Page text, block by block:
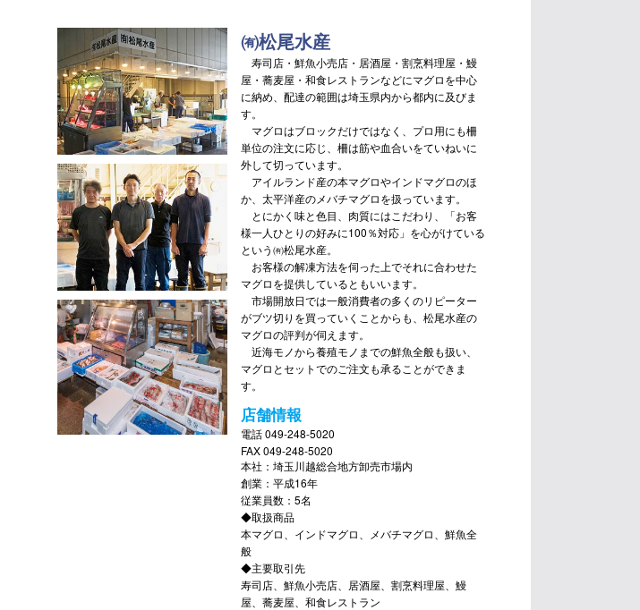
㈲松尾水産
寿司店・鮮魚小売店・居酒屋・割烹料理屋・鰻
屋・蕎麦屋・和食レストランなどにマグロを中心
に納め、配達の範囲は埼玉県内から都内に及びま
す。
マグロはブロックだけではなく、プロ用にも柵
単位の注文に応じ、柵は筋や血合いをていねいに
外して切っています。
アイルランド産の本マグロやインドマグロのほ
か、太平洋産のメバチマグロを扱っています。
とにかく味と色目、肉質にはこだわり、「お客
様一人ひとりの好みに100％対応」を心がけている
という㈲松尾水産。
お客様の解凍方法を伺った上でそれに合わせた
マグロを提供しているともいいます。
市場開放日では一般消費者の多くのリピーター
がブツ切りを買っていくことからも、松尾水産の
マグロの評判が伺えます。
近海モノから養殖モノまでの鮮魚全般も扱い、
マグロとセットでのご注文も承ることができま
す。
店舗情報
電話 049-248-5020
FAX 049-248-5020
本社：埼玉川越総合地方卸売市場内
創業：平成16年
従業員数：5名
◆取扱商品
本マグロ、インドマグロ、メバチマグロ、鮮魚全
般
◆主要取引先
寿司店、鮮魚小売店、居酒屋、割烹料理屋、鰻
屋、蕎麦屋、和食レストラン